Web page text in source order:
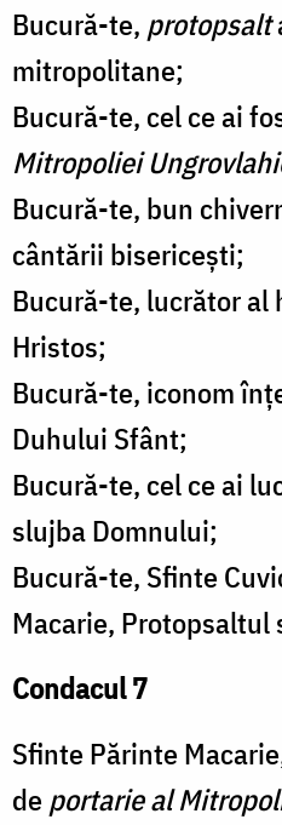
Bucură-te, protopsalt
mitropolitane;
Bucură-te, cel ce ai
Mitropoliei
Bucură-te, bun
cântării bisericești;
Bucură-te, lucrător
Hristos;
Bucură-te, iconom
Duhului Sfânt;
Bucură-te, cel ce ai
slujba Domnului;
Bucură-te, Sfinte
Macarie, Protopsaltul
Condacul 7
Sfinte Părinte
deportarie al